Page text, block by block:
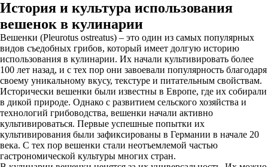
История и культура использования
вешенок в кулинарии
Вешенки (Pleurotus ostreatus) – это один из самых популярных
видов съедобных грибов, который имеет долгую историю
использования в кулинарии. Их начали культивировать более
100 лет назад, и с тех пор они завоевали популярность благодаря
своему уникальному вкусу, текстуре и питательным свойствам.
Исторически вешенки были известны в Европе, где их собирали
в дикой природе. Однако с развитием сельского хозяйства и
технологий грибоводства, вешенки начали активно
культивироваться. Первые успешные попытки их
культивирования были зафиксированы в Германии в начале 20
века. С тех пор вешенки стали неотъемлемой частью
гастрономической культуры многих стран.